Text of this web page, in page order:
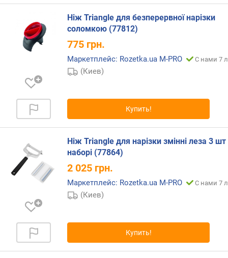
т
ь
C
)
Ніж Triangle для безперервної нарізки
соломкою (77812)
775 грн.
Маркетплейс: Rozetka.ua M-PRO С нами 7
(Киев)
Купить!
Ніж Triangle для нарізки змінні леза 3 шт
наборі (77864)
2 025 грн.
Маркетплейс: Rozetka.ua M-PRO С нами 7
(Киев)
Купить!